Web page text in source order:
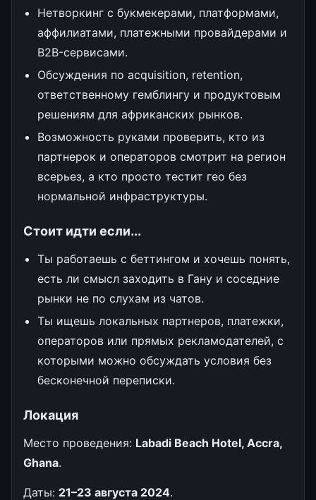
Нетворкинг с букмекерами, платформами,
аффилиатами, платежными провайдерами и
B2B-сервисами.
Обсуждения по acquisition, retention,
ответственному гемблингу и продуктовым
решениям для африканских рынков.
Возможность руками проверить, кто из
партнерок и операторов смотрит на регион
всерьез, а кто просто тестит гео без
нормальной инфраструктуры.
Стоит идти если...
Ты работаешь с беттингом и хочешь понять,
есть ли смысл заходить в Гану и соседние
рынки не по слухам из чатов.
Ты ищешь локальных партнеров, платежки,
операторов или прямых рекламодателей, с
которыми можно обсуждать условия без
бесконечной переписки.
Локация
Место проведения: Labadi Beach Hotel, Accra,
Ghana.
Даты: 21–23 августа 2024.